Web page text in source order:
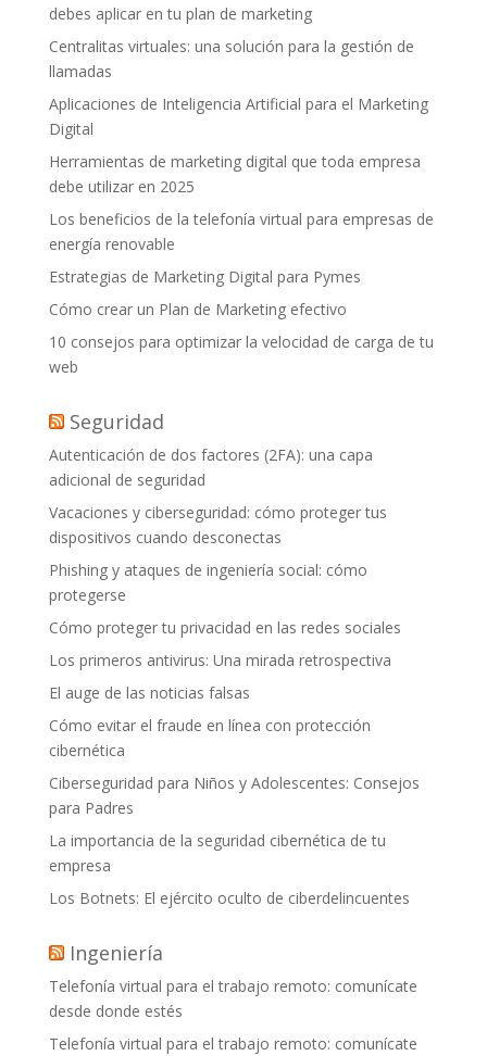
debes aplicar en tu plan de marketing
Centralitas virtuales: una solución para la gestión de
llamadas
Aplicaciones de Inteligencia Artificial para el Marketing
Digital
Herramientas de marketing digital que toda empresa
debe utilizar en 2025
Los beneficios de la telefonía virtual para empresas de
energía renovable
Estrategias de Marketing Digital para Pymes
Cómo crear un Plan de Marketing efectivo
10 consejos para optimizar la velocidad de carga de tu
web
Seguridad
Autenticación de dos factores (2FA): una capa
adicional de seguridad
Vacaciones y ciberseguridad: cómo proteger tus
dispositivos cuando desconectas
Phishing y ataques de ingeniería social: cómo
protegerse
Cómo proteger tu privacidad en las redes sociales
Los primeros antivirus: Una mirada retrospectiva
El auge de las noticias falsas
Cómo evitar el fraude en línea con protección
cibernética
Ciberseguridad para Niños y Adolescentes: Consejos
para Padres
La importancia de la seguridad cibernética de tu
empresa
Los Botnets: El ejército oculto de ciberdelincuentes
Ingeniería
Telefonía virtual para el trabajo remoto: comunícate
desde donde estés
Telefonía virtual para el trabajo remoto: comunícate